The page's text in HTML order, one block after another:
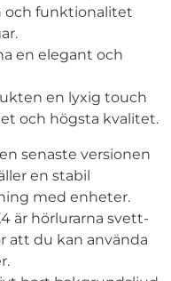
och funktionalitet
en elegant och
en lyxig touch
och högsta kvalitet.
senaste versionen
en stabil
med enheter.
är hörlurarna svett-
att du kan använda